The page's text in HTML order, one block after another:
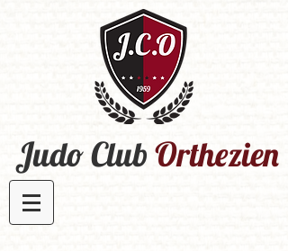
Judo ClubOrthezien​